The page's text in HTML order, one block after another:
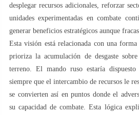
desplegar recursos adicionales, reforzar
unidades experimentadas en combate
generar beneficios estratégicos aunque
Esta visión está relacionada con una
prioriza la acumulación de desgaste
terreno. El mando ruso estaría dispuesto
siempre que el intercambio de recursos le
se convierten así en puntos donde el
su capacidad de combate. Esta lógica